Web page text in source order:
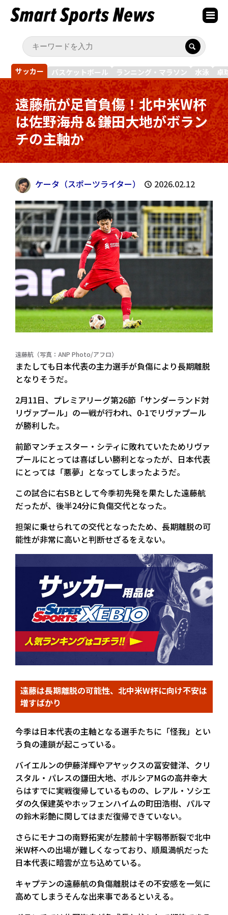
サッカー バスケットボール ランニング・マラソン 水泳 卓
遠藤航が足首負傷！北中米W杯
は佐野海舟＆鎌田大地がボラン
チの主軸か
ケータ（スポーツライター） 2026.02.12
遠藤航（写真：ANP Photo/アフロ）
またしても日本代表の主力選手が負傷により長期離脱
となりそうだ。
2月11日、プレミアリーグ第26節「サンダーランド対
リヴァプール」の一戦が行われ、0-1でリヴァプール
が勝利した。
前節マンチェスター・シティに敗れていたためリヴァ
プールにとっては喜ばしい勝利となったが、日本代表
にとっては「悪夢」となってしまったようだ。
この試合に右SBとして今季初先発を果たした遠藤航
だったが、後半24分に負傷交代となった。
担架に乗せられての交代となったため、長期離脱の可
能性が非常に高いと判断せざるをえない。
遠藤は長期離脱の可能性、北中米W杯に向け不安は
増すばかり
今季は日本代表の主軸となる選手たちに「怪我」とい
う負の連鎖が起こっている。
バイエルンの伊藤洋輝やアヤックスの冨安健洋、クリ
スタル・パレスの鎌田大地、ボルシアMGの高井幸大
らはすでに実戦復帰しているものの、レアル・ソシエ
ダの久保建英やホッフェンハイムの町田浩樹、パルマ
の鈴木彩艶に関してはまだ復帰できていない。
さらにモナコの南野拓実が左膝前十字靱帯断裂で北中
米W杯への出場が難しくなっており、順風満帆だった
日本代表に暗雲が立ち込めている。
キャプテンの遠藤航の負傷離脱はその不安感を一気に
高めてしまうそんな出来事であるといえる。